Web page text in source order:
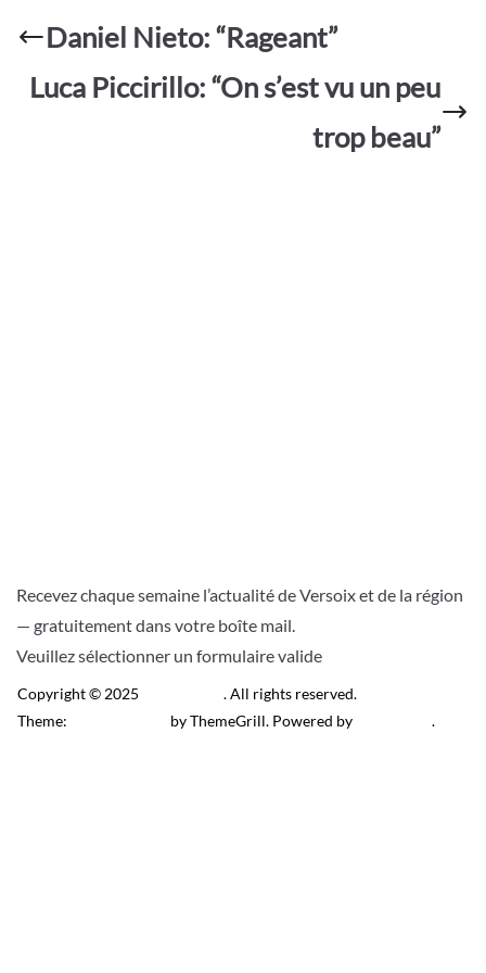
o
o
k
A
p
p
e
g
er
Daniel Nieto: “Rageant”
Luca Piccirillo: “On s’est vu un peu
trop beau”
Recevez chaque semaine l’actualité de Versoix et de la région
— gratuitement dans votre boîte mail.
Veuillez sélectionner un formulaire valide
Copyright © 2025
. All rights reserved.
Theme:
by ThemeGrill. Powered by .